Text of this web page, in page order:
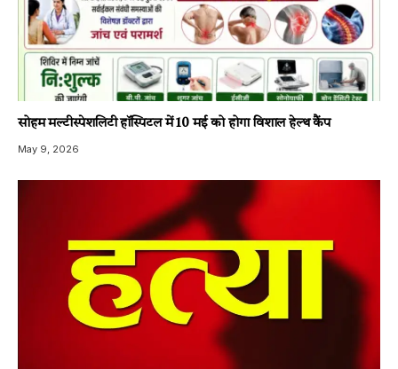
सोहम मल्टीस्पेशलिटी हॉस्पिटल में 10 मई को होगा विशाल हेल्थ कैंप
May 9, 2026